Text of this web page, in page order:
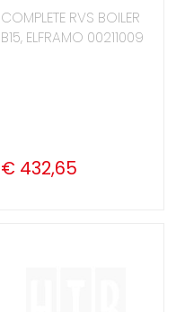
COMPLETE RVS BOILER
B15, ELFRAMO 00211009
€ 432,65